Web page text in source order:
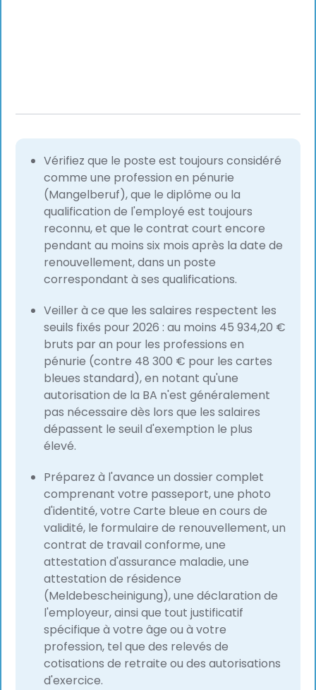
Vérifiez que le poste est toujours considéré
comme une profession en pénurie
(Mangelberuf), que le diplôme ou la
qualification de l'employé est toujours
reconnu, et que le contrat court encore
pendant au moins six mois après la date de
renouvellement, dans un poste
correspondant à ses qualifications.
Veiller à ce que les salaires respectent les
seuils fixés pour 2026 : au moins 45 934,20 €
bruts par an pour les professions en
pénurie (contre 48 300 € pour les cartes
bleues standard), en notant qu'une
autorisation de la BA n'est généralement
pas nécessaire dès lors que les salaires
dépassent le seuil d'exemption le plus
élevé.
Préparez à l'avance un dossier complet
comprenant votre passeport, une photo
d'identité, votre Carte bleue en cours de
validité, le formulaire de renouvellement, un
contrat de travail conforme, une
attestation d'assurance maladie, une
attestation de résidence
(Meldebescheinigung), une déclaration de
l'employeur, ainsi que tout justificatif
spécifique à votre âge ou à votre
profession, tel que des relevés de
cotisations de retraite ou des autorisations
d'exercice.